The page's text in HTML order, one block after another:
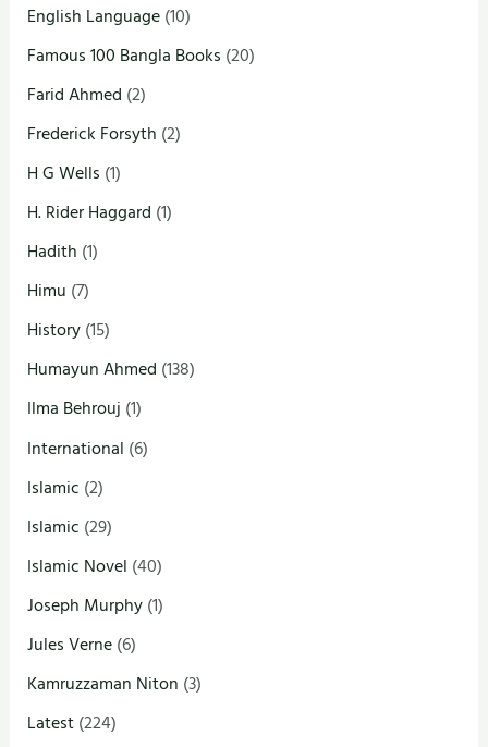
English Language(10)
Famous 100 Bangla Books (20)
Farid Ahmed (2)
Frederick Forsyth (2)
H G Wells (1)
H. Rider Haggard (1)
Hadith (1)
Himu (7)
History(15)
Humayun Ahmed (138)
Ilma Behrouj (1)
International (6)
Islamic (2)
Islamic (29)
Islamic Novel (40)
Joseph Murphy(1)
Jules Verne(6)
Kamruzzaman Niton (3)
Latest(224)